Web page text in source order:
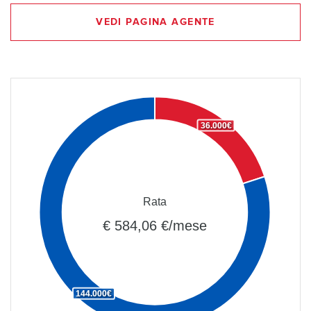
VEDI PAGINA AGENTE
36.000€
144.000€
Rata
€ 584,06 €/mese